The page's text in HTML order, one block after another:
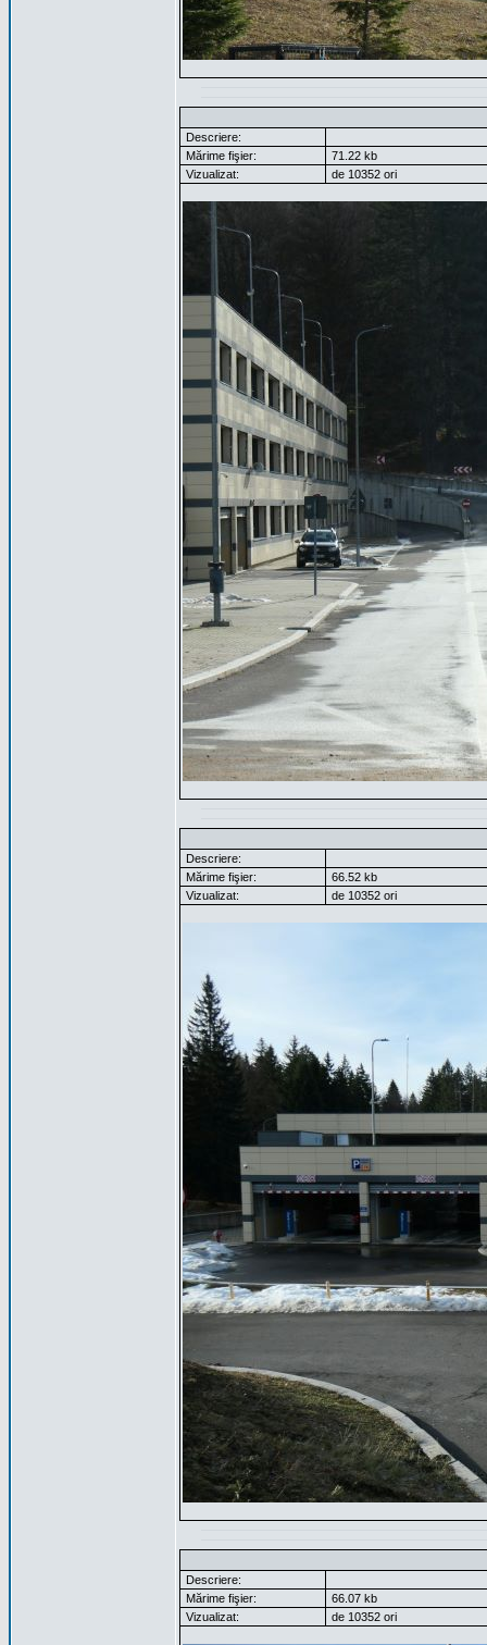
Descriere:
Mărime fişier:
71.22 kb
Vizualizat:
de 10352 ori
Descriere:
Mărime fişier:
66.52 kb
Vizualizat:
de 10352 ori
Descriere:
Mărime fişier:
66.07 kb
Vizualizat:
de 10352 ori